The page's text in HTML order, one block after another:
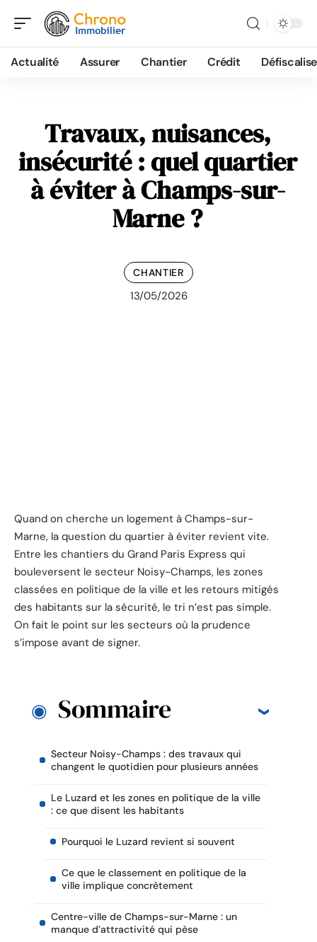
Actualité Assurer Chantier Crédit
Travaux, nuisances,
insécurité : quel quartier
à éviter à Champs-sur-
Marne ?
CHANTIER
13/05/2026
Quand on cherche un logement à Champs-sur-
Marne, la question du quartier à éviter revient vite.
Entre les chantiers du Grand Paris Express qui
bouleversent le secteur Noisy-Champs, les zones
classées en politique de la ville et les retours mitigés
des habitants sur la sécurité, le tri n’est pas simple.
On fait le point sur les secteurs où la prudence
s’impose avant de signer.
Sommaire
Secteur Noisy-Champs : des travaux qui
changent le quotidien pour plusieurs années
Le Luzard et les zones en politique de la ville
: ce que disent les habitants
Pourquoi le Luzard revient si souvent
Ce que le classement en politique de la
ville implique concrètement
Centre-ville de Champs-sur-Marne : un
manque d’attractivité qui pèse